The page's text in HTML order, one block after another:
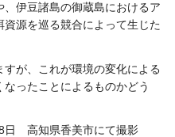
伊豆諸島の御蔵島におけるア
源を巡る競合によって生じた
が、これが環境の変化による
ったことによるものかどう
日 高知県香美市にて撮影